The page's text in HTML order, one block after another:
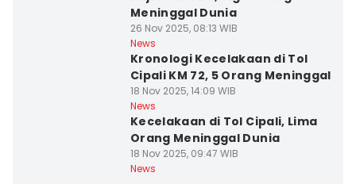
Meninggal Dunia
26 Nov 2025, 08:13 WIB
News
Kronologi Kecelakaan di Tol
Cipali KM 72, 5 Orang Meninggal
18 Nov 2025, 14:09 WIB
News
Kecelakaan di Tol Cipali, Lima
Orang Meninggal Dunia
18 Nov 2025, 09:47 WIB
News